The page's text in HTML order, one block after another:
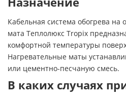
Кабельная система обогрева на
мата Теплолюкс Tropix
комфортной температуры
Нагревательные маты
или цементно-песчаную смесь.
В каких случаях